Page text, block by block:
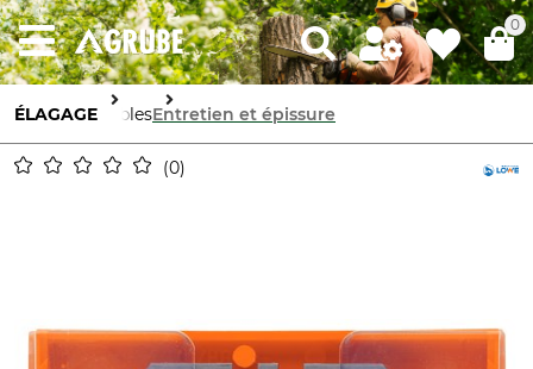
0
ÉLAGAGE CâblesEntretien et épissure
0